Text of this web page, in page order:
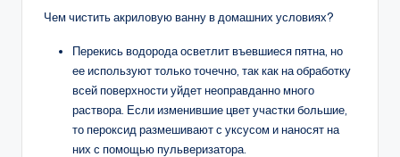
Чем чистить акриловую ванну в домашних условиях?
Перекись водорода осветлит въевшиеся пятна, но
ее используют только точечно, так как на обработку
всей поверхности уйдет неоправданно много
раствора. Если изменившие цвет участки большие,
то пероксид размешивают с уксусом и наносят на
них с помощью пульверизатора.